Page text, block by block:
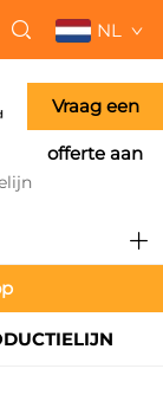
NL
Vraag een
offerte aan